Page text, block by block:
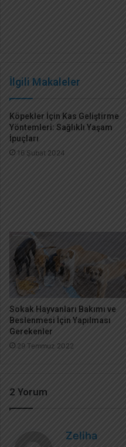
İlgili Makaleler
Köpekler İçin Kas Geliştirme
Yöntemleri: Sağlıklı Yaşam
İpuçları
16 Şubat 2024
Sokak Hayvanları Bakımı ve
Beslenmesi İçin Yapılması
Gerekenler
29 Temmuz 2022
2 Yorum
Zeliha